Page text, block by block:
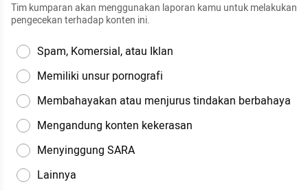
Tim kumparan akan menggunakan laporan kamu untuk melakukan
pengecekan terhadap konten ini.
Spam, Komersial, atau Iklan
Memiliki unsur pornografi
Membahayakan atau menjurus tindakan berbahaya
Mengandung konten kekerasan
Menyinggung SARA
Lainnya